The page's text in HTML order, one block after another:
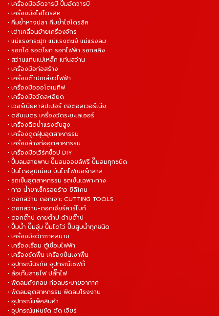
• เครื่องมืออัดจารบี ปั๊มอัดจารบี
• เครื่องมือไฮโดรลิค
• คีมย้ำหางปลา คีมย้ำไฮโดรลิค
• เต่าเคลื่อนย้ายเครื่องจักร
• แม่แรงกระปุก แม่แรงตะเข้ แม่แรงลม
• รอกโซ่ รอดโยก รอกไฟฟ้า รอกสลิง
• สว่านแท่นแม่เหล็ก แท่นสว่าน
• เครื่องมือก่อสร้าง
• เครื่องต๊าปเกลียวไฟฟ้า
• เครื่องมือออโตเมทีฟ
• เครื่องมือวัดละเอียด
• เวอร์เนียคาลิปเปอร์ ดิจิตอลเวอร์เนีย
• ตลับเมตร เครื่องวัดระยะเลเซอร์
• เครื่องฉีดน้ำแรงดันสูง
• เครื่องดูดฝุ่นอุตสาหกรรม
• เครื่องล้างท่ออุตสาหกรรม
• เครื่องมือเวิร์คช็อป DIY
• ปั๊มลมสายพาน ปั๊มลมออยล์ฟรี ปั๊มลมทุกชนิด
• ปันไดอลูมิเนียม บันไดไฟเบอร์กลาส
• รถเข็นอุตสาหกรรม รถเข็นเฉพาะทาง
• กาว น้ำยาเช็ครอยร้าว ซิลิโคน
• ดอกสว่าน ดอกเจาะ CUTTING TOOLS
• ดอกสว่าน-ดอกเจียร์คาร์ไบท์
• ดอกต๊าป ดายต๊าป ด้ามต๊าป
• ปั๊มน้ำ ปั๊มจุ่ม ปั๊มไดโว่ ปั๊มสูบน้ำทุกชนิด
• เครื่องมือวัดภาคสนาม
• เครื่องเชื่อม ตู้เชื่อมไฟฟ้า
• เครื่องขัดพื้น เครื่องปั่นเงาพื้น
• อุปกรณ์นิรภัย อุปกรณ์เซฟตี้
• ล้อเก็บสายไฟ ปลั๊กไฟ
• พัดลมถังกลม ท่อลมระบายอากาศ
• พัดลมอุตสาหกรรม พัดลมโรงงาน
• อุปกรณ์แพ็คสินค้า
• อุปกรณ์แผ่นขัด ตัด เจียร์